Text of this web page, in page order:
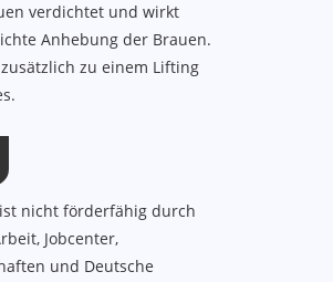
verdichtet und wirkt
Anhebung der Brauen.
zu einem Lifting
Ort, Inhalte
nicht förderfähig durch
Jobcenter,
und Deutsche